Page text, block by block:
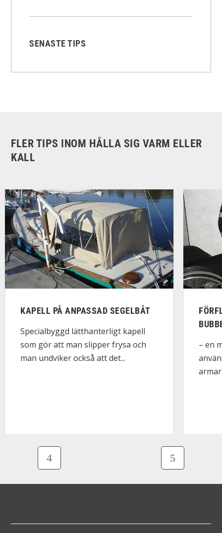
SENASTE TIPS
FLER TIPS INOM HÅLLA SIG VARM ELLER
KALL
KAPELL PÅ ANPASSAD SEGELBÅT
Specialbyggd lätthanterligt kapell
som gör att man slipper frysa och
man undviker också att det...
– en
armar